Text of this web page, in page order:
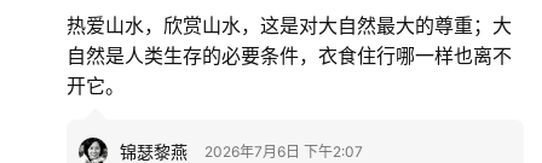
热爱山水，欣赏山水，这是对大自然最大的尊重；大
自然是人类生存的必要条件，衣食住行哪一样也离不
开它。
锦瑟黎燕 2026年7月6日 下午2:07